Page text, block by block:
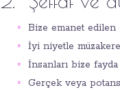
Bize emanet edilen
İyi niyetle
İnsanları bize
Gerçek veya